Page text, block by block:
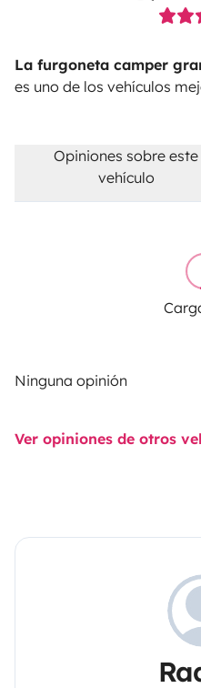
La furgoneta camper
es uno de los vehículos
Opiniones sobre este
vehículo
Ninguna opinión
Ver opiniones de otros